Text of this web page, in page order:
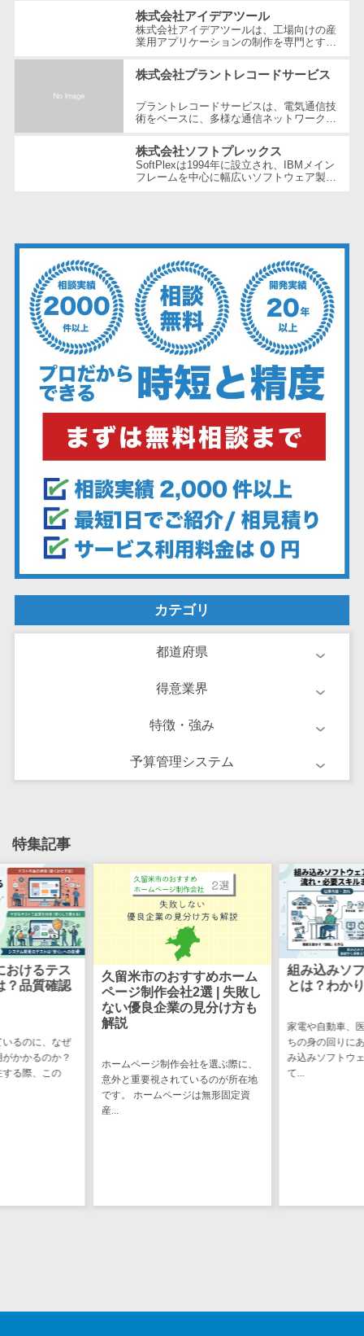
医療・介護業
界向け
障害福祉ソフ
介護ソフト
オンライン診
療システム
ーション向けサ
ービス
健康診断シス
テム
診療予約シス
テム
歯科向け電子
カルテ
テム
リハビリ管理
システム
理システム
電子薬歴シス
不動産業界向
け
不動産管理サ
ービス
援サービス
不動産ホーム
不動産オーナ
ーアプリ
テム
業界・業種特
化型
保険代理店シ
ステム
図面検索シス
テム
報告書作成ツ
ール
使した高精度な製品を提供しています。設
立...
株式会社アイデアツール
株式会社アイデアツールは、工場向けの産
業用アプリケーションの制作を専門とする
ズ・バッテリー工場など多岐にわた...
株式会社プラントレコードサービス
プラントレコードサービスは、電気通信技
術をベースに、多様な通信ネットワーク構
ウを提供している企業です。創業以...
株式会社ソフトプレックス
SoftPlexは1994年に設立され、IBMメイン
フレームを中心に幅広いソフトウェア製品
カテゴリ
都道府県
得意業界
特徴・強み
予算管理システム
特集記事
すめホーム
2選 | 失敗し
を選ぶ際に、
るのが所在地
組み込みソフトウェア開発
とは？わかりやすく解説
家電や自動車、医療機器など、私た
み込みソフトウェアによって動い
て...
システム開
準委任契約
システム開発を
負契約」と「準
理解しておくこ